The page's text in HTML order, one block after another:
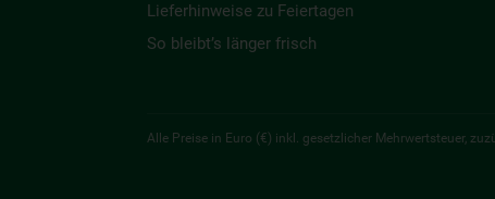
Lieferhinweise zu Feiertagen
So bleibt’s länger frisch
Alle Preise in Euro (€) inkl. gesetzlicher Mehrwertsteuer,